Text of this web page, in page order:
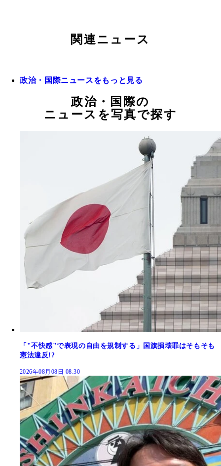
関連ニュース
政治・国際ニュースをもっと見る
政治・国際の
ニュースを写真で探す
「"不快感"で表現の自由を規制する」国旗損壊罪はそもそも
憲法違反!?
2026年08月08日 08:30